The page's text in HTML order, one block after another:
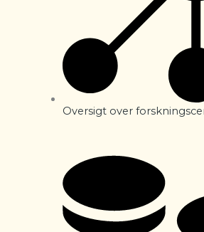
Oversigt over